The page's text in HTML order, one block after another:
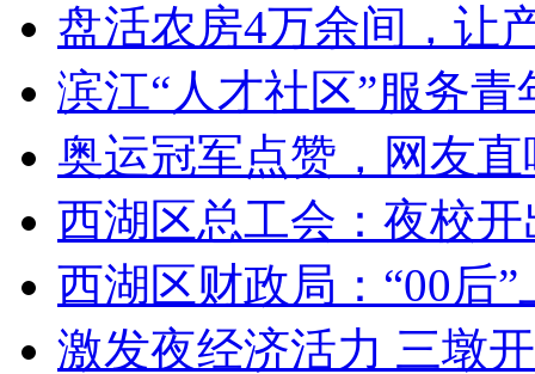
盘活农房4万余间，让
滨江“人才社区”服务青
奥运冠军点赞，网友直
西湖区总工会：夜校
西湖区财政局：“00后
激发夜经济活力 三墩